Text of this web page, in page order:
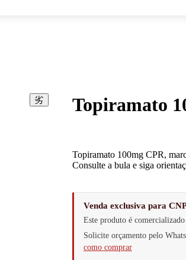
Topiramato
Topiramato 100mg CPR,
Consulte a bula e siga
Venda exclusiva para
Este produto é comercializado
Solicite orçamento pelo
como comprar